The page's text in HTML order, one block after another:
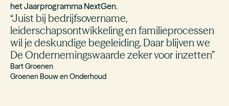
“Juist bij bedrijfsovername,
leiderschapsontwikkeling en familieprocessen
wil je deskundige begeleiding. Daar blijven we
De Ondernemingswaarde zeker voor inzetten”
Bart Groenen
Groenen Bouw en Onderhoud